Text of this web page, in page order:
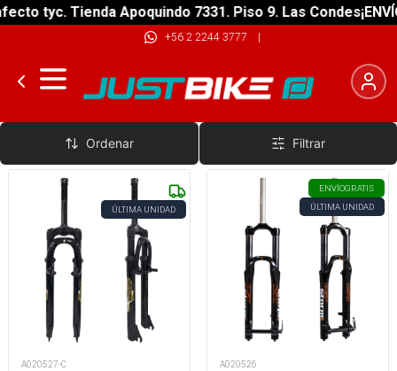
tyc. Tienda Apoquindo 7331. Piso 9. Las Condes
+56 2 2244 3777 |
Horquillas Aro 26"
Ordenar Filtrar
ÚLTIMA UNIDAD
A020527-C
ENVÍOGRATIS
ÚLTIMA UNIDAD
A020526